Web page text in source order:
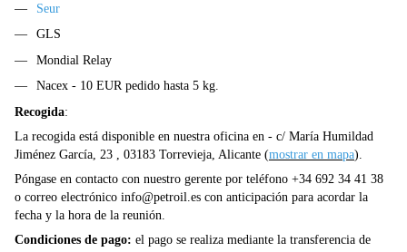
Seur
GLS
Mondial Relay
Nacex - 10 EUR pedido hasta 5 kg.
Recogida:
La recogida está disponible en nuestra oficina en - c/ María Humildad
Jiménez García, 23 , 03183 Torrevieja, Alicante (mostrar en mapa).
Póngase en contacto con nuestro gerente por teléfono +34 692 34 41 38
o correo electrónico info@petroil.es con anticipación para acordar la
fecha y la hora de la reunión.
Condiciones de pago: el pago se realiza mediante la transferencia de